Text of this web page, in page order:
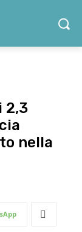
2,3
nella